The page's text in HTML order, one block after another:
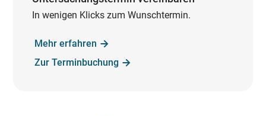
In wenigen Klicks zum Wunschtermin.
Mehr erfahren
Zur Terminbuchung